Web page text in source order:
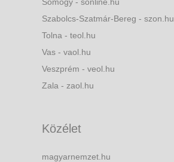
Szabolcs-Szatmár-Bereg - szon.hu
Tolna - teol.hu
Vas - vaol.hu
Veszprém - veol.hu
Zala - zaol.hu
Közélet
magyarnemzet.hu